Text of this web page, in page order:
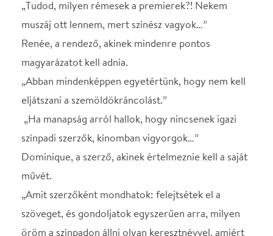
szöveget, és gondoljatok egyszerűen arra, milyen
öröm a színpadon állni olyan keresztnévvel, amiért
sok színész irigyel majd benneteket.”
színházi szünetek, a bemelegítés, a szerzői
magyarázatok és a darab színrevitelének problémái
mind sorra kerülnek.
A készülődés hihetetlen forgatagában találjuk
magunkat, elmerülve a szellemes szövegben és az
egész előadás-készítés energikus tébolyában.
Mindenki másképp csinálná - a rendező, a színész, az
író (ha még él - esetünkben nagyon is él, sőt aktívan